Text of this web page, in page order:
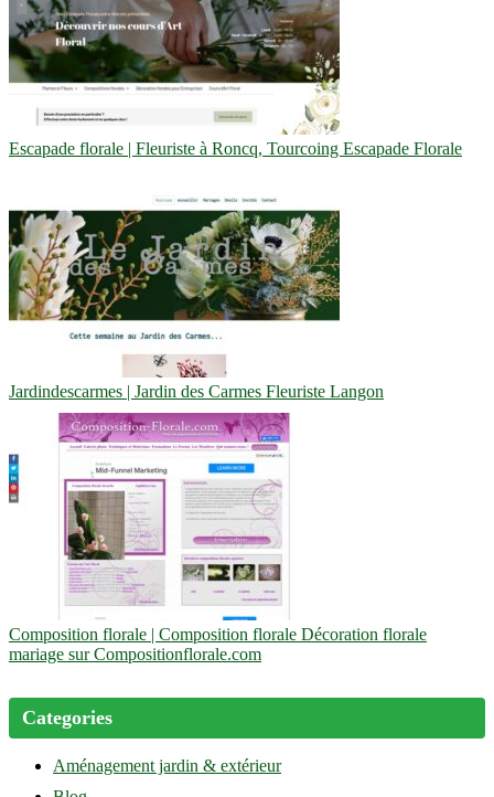
Escapade florale | Fleuriste à Roncq, Tourcoing Escapade Florale
Jar­dindescar­mes | Jardin des Carmes Fleuriste Langon
Composition florale | Composition florale Décoration florale
mariage sur Compositionflorale.com
Categories
Aménagement jardin & extérieur